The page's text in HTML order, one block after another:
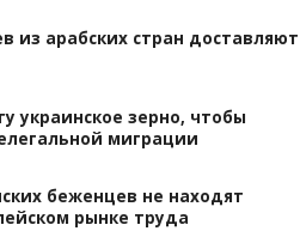
из арабских стран доставляют
украинское зерно, чтобы
миграции
беженцев не находят
рынке труда